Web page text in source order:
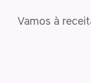
Vamos à